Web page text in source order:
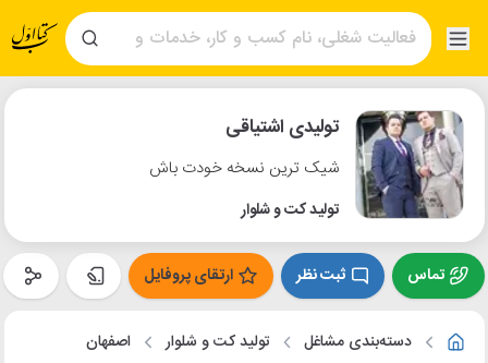
تولیدی اشتیاقی
شیک ترین نسخه خودت باش
تولید کت و شلوار
تماس ثبت نظر ارتقای پروفایل
دسته‌بندی مشاغل تولید کت و شلوار اصفهان